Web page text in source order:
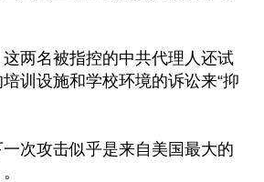
两名被指控的中共代理人还试
训设施和学校环境的诉讼来“抑
次攻击似乎是来自美国最大的